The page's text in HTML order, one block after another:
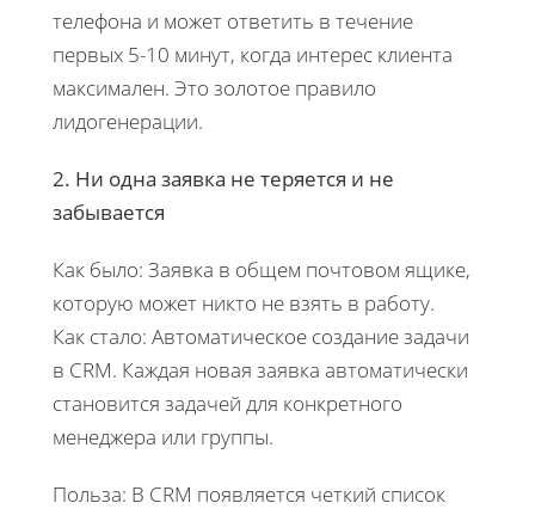
телефона и может ответить в течение
первых 5-10 минут, когда интерес клиента
максимален. Это золотое правило
лидогенерации.
2. Ни одна заявка не теряется и не
забывается
Как было: Заявка в общем почтовом ящике,
которую может никто не взять в работу.
Как стало: Автоматическое создание задачи
в CRM. Каждая новая заявка автоматически
становится задачей для конкретного
менеджера или группы.
Польза: В CRM появляется четкий список